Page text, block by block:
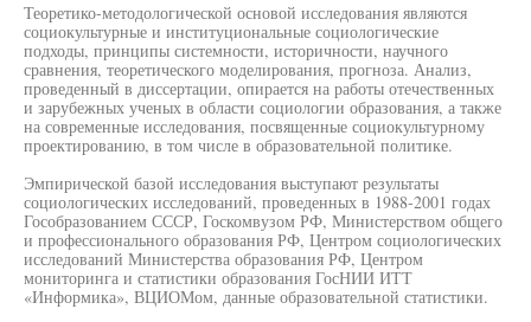
Теоретико-методологической основой исследования являются
социокультурные и институциональные социологические
подходы, принципы системности, историчности, научного
сравнения, теоретического моделирования, прогноза. Анализ,
проведенный в диссертации, опирается на работы отечественных
и зарубежных ученых в области социологии образования, а также
на современные исследования, посвященные социокультурному
проектированию, в том числе в образовательной политике.
Эмпирической базой исследования выступают результаты
социологических исследований, проведенных в 1988-2001 годах
Гособразованием СССР, Госкомвузом РФ, Министерством общего
и профессионального образования РФ, Центром социологических
исследований Министерства образования РФ, Центром
мониторинга и статистики образования ГосНИИ ИТТ
«Информика», ВЦИОМом, данные образовательной статистики.